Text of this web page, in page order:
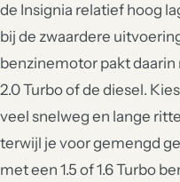
de Insignia relatief hoog
bij de zwaardere
benzinemotor pakt
2.0 Turbo of de diesel.
veel snelweg en lange
terwijl je voor gemengd
met een 1.5 of 1.6 Turbo